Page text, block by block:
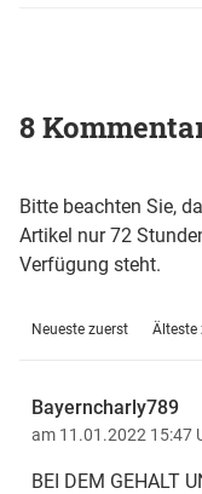
8
Bitte beachten Sie,
Artikel nur 72
Verfügung steht.
Neueste zuerst Älteste
Bayerncharly789
am 11.01.2022 15:47
BEI DEM GEHALT